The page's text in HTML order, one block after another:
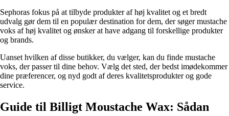
Sephoras fokus på at tilbyde produkter af høj kvalitet og et bredt
udvalg gør dem til en populær destination for dem, der søger mustache
voks af høj kvalitet og ønsker at have adgang til forskellige produkter
og brands.
Uanset hvilken af disse butikker, du vælger, kan du finde mustache
voks, der passer til dine behov. Vælg det sted, der bedst imødekommer
dine præferencer, og nyd godt af deres kvalitetsprodukter og gode
service.
Guide til Billigt Moustache Wax: Sådan